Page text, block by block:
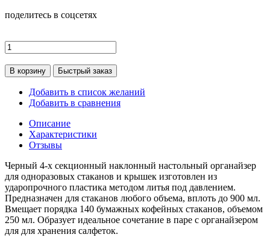
поделитесь в соцсетях
В корзину Быстрый заказ
Добавить в список желаний
Добавить в сравнения
Описание
Характеристики
Отзывы
Черный 4-х секционный наклонный настольный органайзер
для одноразовых стаканов и крышек изготовлен из
ударопрочного пластика методом литья под давлением.
Предназначен для стаканов любого объема, вплоть до 900 мл.
Вмещает порядка 140 бумажных кофейных стаканов, объемом
250 мл. Образует идеальное сочетание в паре с органайзером
для для хранения салфеток.